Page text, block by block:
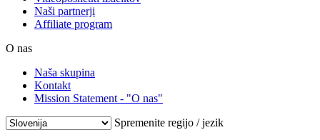
Naši partnerji
Affiliate program
O nas
Naša skupina
Kontakt
Mission Statement - "O nas"
Spremenite regijo / jezik